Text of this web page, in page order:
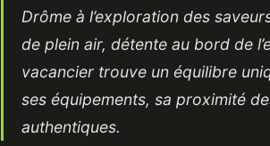
Drôme à l’exploration des
de plein air, détente au bord de
vacancier trouve un équilibre
ses équipements, sa proximité
authentiques.